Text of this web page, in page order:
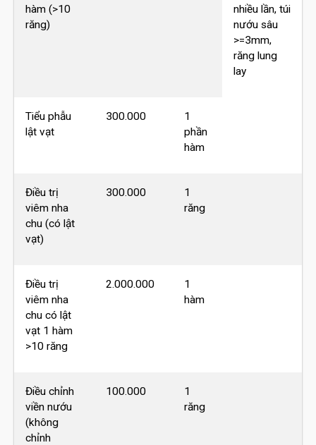
nhiều lần, túi
nướu sâu
>=3mm,
răng lung
lay
hàm (>10
răng)
Tiểu phẫu
lật vạt
300.000
1
phần
hàm
Điều trị
viêm nha
chu (có lật
vạt)
300.000
1
răng
Điều trị
viêm nha
chu có lật
vạt 1 hàm
>10 răng
2.000.000
1
hàm
Điều chỉnh
viền nướu
(không
chỉnh
100.000
1
răng